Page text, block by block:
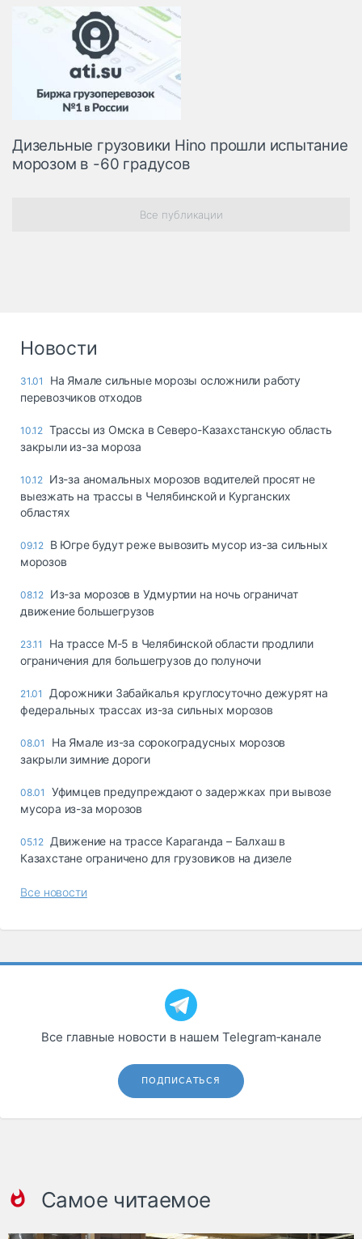
Дизельные грузовики Hino прошли испытание
морозом в -60 градусов
Все публикации
Новости
31.01
На Ямале сильные морозы осложнили работу
перевозчиков отходов
10.12 Трассы из Омска в Северо-Казахстанскую область
закрыли из-за мороза
10.12 Из-за аномальных морозов водителей просят не
выезжать на трассы в Челябинской и Курганских
областях
09.12 В Югре будут реже вывозить мусор из-за сильных
морозов
08.12 Из-за морозов в Удмуртии на ночь ограничат
движение большегрузов
23.11
На трассе М-5 в Челябинской области продлили
ограничения для большегрузов до полуночи
21.01
Дорожники Забайкалья круглосуточно дежурят на
федеральных трассах из-за сильных морозов
08.01
На Ямале из-за сорокоградусных морозов
закрыли зимние дороги
08.01
Уфимцев предупреждают о задержках при вывозе
мусора из-за морозов
05.12 Движение на трассе Караганда – Балхаш в
Казахстане ограничено для грузовиков на дизеле
Все новости
Все главные новости в нашем Telegram‑канале
ПОДПИСАТЬСЯ
Самое читаемое